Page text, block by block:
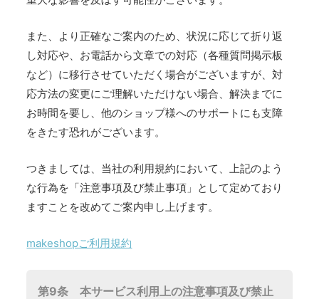
また、より正確なご案内のため、状況に応じて折り返
し対応や、お電話から文章での対応（各種質問掲示板
など）に移行させていただく場合がございますが、対
応方法の変更にご理解いただけない場合、解決までに
お時間を要し、他のショップ様へのサポートにも支障
をきたす恐れがございます。
つきましては、当社の利用規約において、上記のよう
な行為を「注意事項及び禁止事項」として定めており
ますことを改めてご案内申し上げます。
makeshopご利用規約
第9条 本サービス利用上の注意事項及び禁止